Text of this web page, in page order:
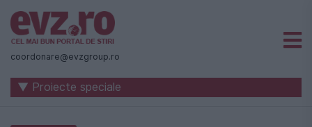
Știri
naționale
internaționale
coordonare@evzgroup.ro
▼ Proiecte speciale